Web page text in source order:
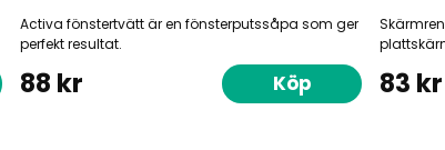
Activa fönstertvätt är en fönsterputssåpa som ger
perfekt resultat.
88 kr Köp 83 kr